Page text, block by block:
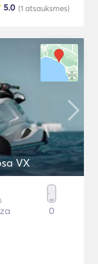
(1 atsauksmes)
5.0
VX
0